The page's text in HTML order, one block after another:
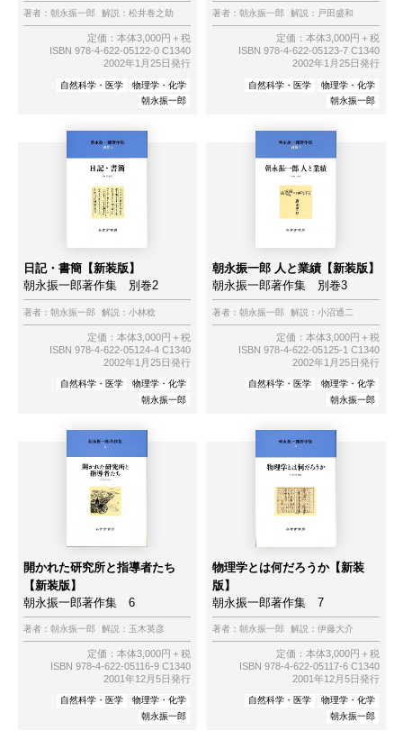
著者： 朝永振一郎 解説： 松井巻之助
定価：本体3,000円＋税
ISBN 978-4-622-05122-0 C1340
2002年1月25日発行
自然科学・医学
物理学・化学
朝永振一郎
著者： 朝永振一郎 解説： 戸田盛和
定価：本体3,000円＋税
ISBN 978-4-622-05123-7 C1340
2002年1月25日発行
自然科学・医学
物理学・化学
朝永振一郎
日記・書簡【新装版】
朝永振一郎著作集 別巻2
著者： 朝永振一郎 解説： 小林稔
定価：本体3,000円＋税
ISBN 978-4-622-05124-4 C1340
2002年1月25日発行
自然科学・医学
物理学・化学
朝永振一郎
朝永振一郎 人と業績【新装版】
朝永振一郎著作集 別巻3
著者： 朝永振一郎 解説： 小沼通二
定価：本体3,000円＋税
ISBN 978-4-622-05125-1 C1340
2002年1月25日発行
自然科学・医学
物理学・化学
朝永振一郎
開かれた研究所と指導者たち
【新装版】
朝永振一郎著作集 6
著者： 朝永振一郎 解説： 玉木英彦
定価：本体3,000円＋税
ISBN 978-4-622-05116-9 C1340
2001年12月5日発行
自然科学・医学
物理学・化学
朝永振一郎
物理学とは何だろうか【新装
版】
朝永振一郎著作集 7
著者： 朝永振一郎 解説： 伊藤大介
定価：本体3,000円＋税
ISBN 978-4-622-05117-6 C1340
2001年12月5日発行
自然科学・医学
物理学・化学
朝永振一郎